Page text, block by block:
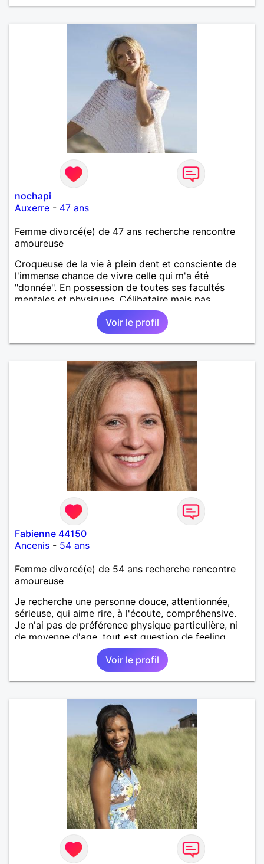
nochapi
Auxerre - 47 ans
Femme divorcé(e) de 47 ans recherche rencontre
amoureuse
Croqueuse de la vie à plein dent et consciente de
l'immense chance de vivre celle qui m'a été
"donnée". En possession de toutes ses facultés
mentales et physiques. Célibataire mais pas
solitaire, je mène une vie bien remplie. Je ne suis
pas sur ce site par dépit, ni en tant que
représentatrice de la Femme Divorcée Mal dans sa
peau. A bientôt.
Voir le profil
Fabienne 44150
Ancenis - 54 ans
Femme divorcé(e) de 54 ans recherche rencontre
amoureuse
Je recherche une personne douce, attentionnée,
sérieuse, qui aime rire, à l'écoute, compréhensive.
Je n'ai pas de préférence physique particulière, ni
de moyenne d'age, tout est question de feeling.
Voir le profil